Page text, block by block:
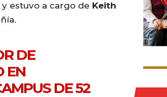
estuvo a cargo de Keith
DE
EN
DE 52